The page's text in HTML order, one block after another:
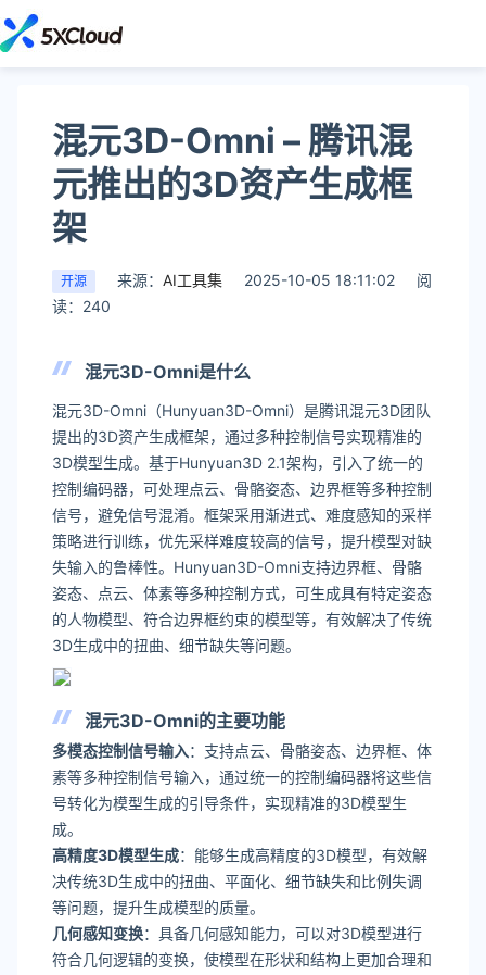
混元3D-Omni – 腾讯混
元推出的3D资产生成框
架
开源 来源： AI工具集 2025-10-05 18:11:02
阅
读：240
混元3D-Omni是什么
混元3D-Omni（Hunyuan3D-Omni）是腾讯混元3D团队
提出的3D资产生成框架，通过多种控制信号实现精准的
3D模型生成。基于Hunyuan3D 2.1架构，引入了统一的
控制编码器，可处理点云、骨骼姿态、边界框等多种控制
信号，避免信号混淆。框架采用渐进式、难度感知的采样
策略进行训练，优先采样难度较高的信号，提升模型对缺
失输入的鲁棒性。Hunyuan3D-Omni支持边界框、骨骼
姿态、点云、体素等多种控制方式，可生成具有特定姿态
的人物模型、符合边界框约束的模型等，有效解决了传统
3D生成中的扭曲、细节缺失等问题。
混元3D-Omni的主要功能
多模态控制信号输入：支持点云、骨骼姿态、边界框、体
素等多种控制信号输入，通过统一的控制编码器将这些信
号转化为模型生成的引导条件，实现精准的3D模型生
成。
高精度3D模型生成：能够生成高精度的3D模型，有效解
决传统3D生成中的扭曲、平面化、细节缺失和比例失调
等问题，提升生成模型的质量。
几何感知变换：具备几何感知能力，可以对3D模型进行
符合几何逻辑的变换，使模型在形状和结构上更加合理和